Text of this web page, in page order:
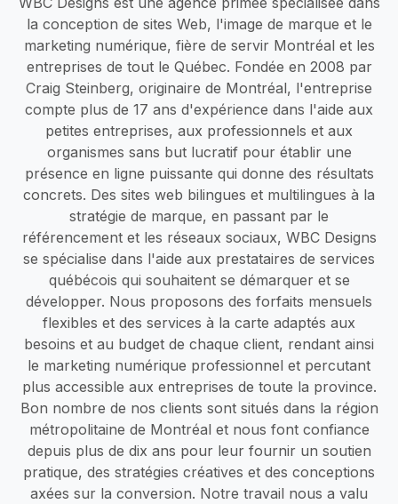
la conception de sites Web, l'image de marque et le
marketing numérique, fière de servir Montréal et les
entreprises de tout le Québec. Fondée en 2008 par
Craig Steinberg, originaire de Montréal, l'entreprise
compte plus de 17 ans d'expérience dans l'aide aux
petites entreprises, aux professionnels et aux
organismes sans but lucratif pour établir une
présence en ligne puissante qui donne des résultats
concrets. Des sites web bilingues et multilingues à la
stratégie de marque, en passant par le
référencement et les réseaux sociaux, WBC Designs
se spécialise dans l'aide aux prestataires de services
québécois qui souhaitent se démarquer et se
développer. Nous proposons des forfaits mensuels
flexibles et des services à la carte adaptés aux
besoins et au budget de chaque client, rendant ainsi
le marketing numérique professionnel et percutant
plus accessible aux entreprises de toute la province.
Bon nombre de nos clients sont situés dans la région
métropolitaine de Montréal et nous font confiance
depuis plus de dix ans pour leur fournir un soutien
pratique, des stratégies créatives et des conceptions
axées sur la conversion. Notre travail nous a valu